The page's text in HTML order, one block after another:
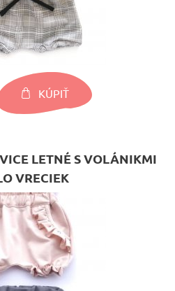
KÚPIŤ
LETNÉ S VOLÁNIKMI
VRECIEK